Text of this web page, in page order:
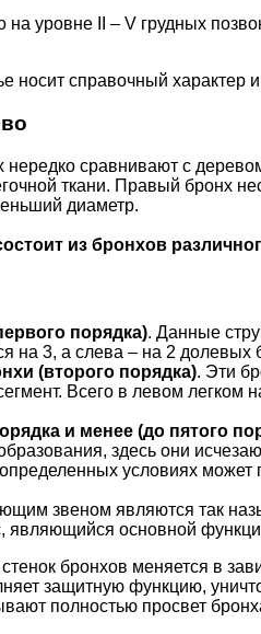
уровне II – V грудных
носит справочный характер
нередко сравнивают с
ткани. Правый бронх
диаметр.
из бронхов
порядка). Данные
на 3, а слева – на 2 долевых
(второго порядка). Эти
Всего в левом
и менее (до пятого
здесь они
условиях может
звеном являются так
основной
бронхов меняется в
защитную функцию,
полностью просвет